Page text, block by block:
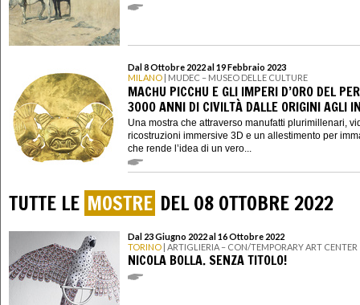
Dal 8 Ottobre 2022 al 19 Febbraio 2023
MILANO | MUDEC – MUSEO DELLE CULTURE
MACHU PICCHU E GLI IMPERI D’ORO DEL
3000 ANNI DI CIVILTÀ DALLE ORIGINI AGLI
Una mostra che attraverso manufatti plurimillenari,
ricostruzioni immersive 3D e un allestimento per
che rende l’idea di un vero...
TUTTE LE MOSTRE DEL 08 OTTOBRE 2022
Dal 23 Giugno 2022 al 16 Ottobre 2022
TORINO | ARTIGLIERIA – CON/TEMPORARY ART CENTER
NICOLA BOLLA. SENZA TITOLO!